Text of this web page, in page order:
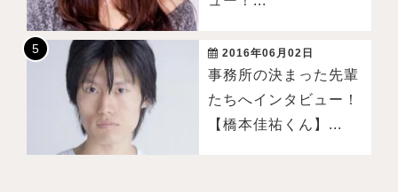
2016年06月02日
事務所の決まった先輩
たちへインタビュー！
【橋本佳祐くん】...